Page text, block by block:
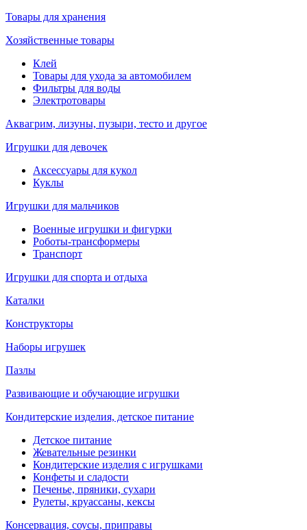
Товары для хранения
Хозяйственные товары
Клей
Товары для ухода за автомобилем
Фильтры для воды
Электротовары
Аквагрим, лизуны, пузыри, тесто и другое
Игрушки для девочек
Аксессуары для кукол
Куклы
Игрушки для мальчиков
Военные игрушки и фигурки
Роботы-трансформеры
Транспорт
Игрушки для спорта и отдыха
Каталки
Конструкторы
Наборы игрушек
Пазлы
Развивающие и обучающие игрушки
Кондитерские изделия, детское питание
Детское питание
Жевательные резинки
Кондитерские изделия с игрушками
Конфеты и сладости
Печенье, пряники, сухари
Рулеты, круассаны, кексы
Консервация, соусы, приправы